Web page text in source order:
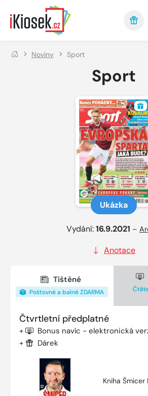
Přejít na hlavní obsah
Noviny Sport
Sport
Ukázka
Vydání:16.9.2021 –
Anotace
Tištěné
Poštovné a balné ZDARMA
Čtvrtletní předplatné
+ Bonus navíc - elektronická
+ Dárek
Kniha